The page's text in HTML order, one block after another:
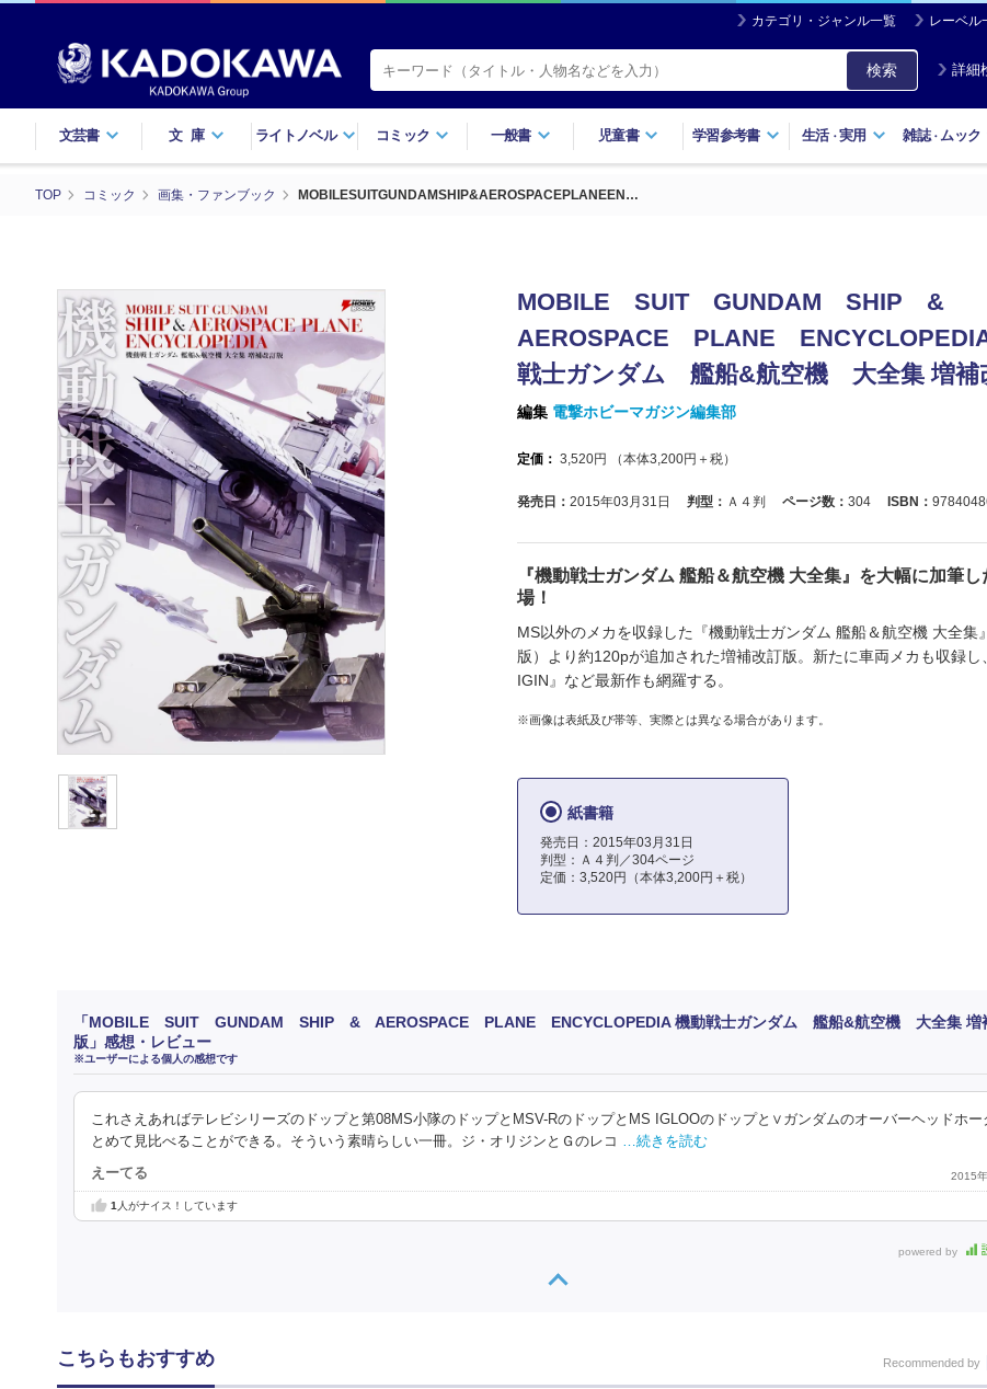
カテゴリ・ジャンル一覧 レーベル
検索 詳細
文芸書 文庫 ライトノベル コミック 一般書 児童書 学習参考書 生活・実用 雑誌・ ムック
TOP コミック 画集・ファンブック MOBILESUITGUNDAMSHIP&AEROSPACEPLANEEN…
MOBILE SUIT GUNDAM SHIP &
AEROSPACE PLANE
戦士ガンダム 艦船&航空機 大全集 増補
編集 電撃ホビーマガジン編集部
定価： 3,520円 （本体3,200円＋税）
発売日： 2015年03月31日 判型： Ａ４判 ページ数： 304 ISBN：
『機動戦士ガンダム 艦船＆航空機 大全集』を大幅に加筆
場！
MS以外のメカを収録した『機動戦士ガンダム 艦船＆航空機 大全集
版）より約120pが追加された増補改訂版。新たに車両メカも収録し
IGIN』など最新作も網羅する。
※画像は表紙及び帯等、実際とは異なる場合があります。
紙書籍
発売日：2015年03月31日
判型：Ａ４判／304ページ
定価：3,520円（本体3,200円＋税）
「MOBILE SUIT GUNDAM SHIP & AEROSPACE PLANE ENCYCLOPEDIA 機動戦士ガンダム 艦船&航空機 大全集 増
版」感想・レビュー
※ユーザーによる個人の感想です
これさえあればテレビシリーズのドップと第08MS小隊のドップとMSV-RのドップとMS IGLOOのドップと∨ガンダムのオーバーヘッドホー
とめて見比べることができる。そういう素晴らしい一冊。ジ・オリジンとＧのレコ
…続きを読む
えーてる 2015
1人がナイス！しています
powered by
こちらもおすすめ Recommended by